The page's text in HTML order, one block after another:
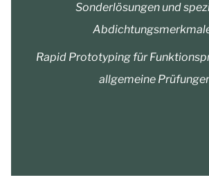
Sonderlösungen und
Rapid Prototyping für
allgemeine